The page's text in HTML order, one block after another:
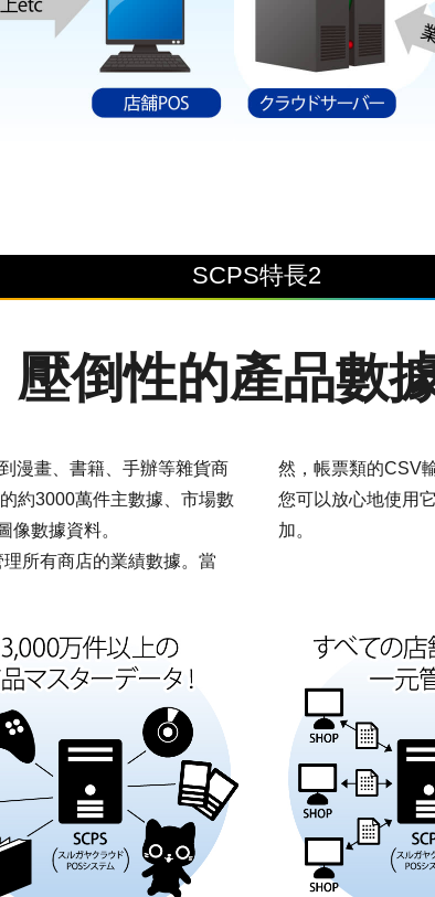
SCPS特長2
壓倒性的產品數
漫畫、書籍、手辦等雜貨商
約3000萬件主數據、市場數
像數據資料。
所有商店的業績數據。當
然，帳票類的CSV
您可以放心地使用
加。